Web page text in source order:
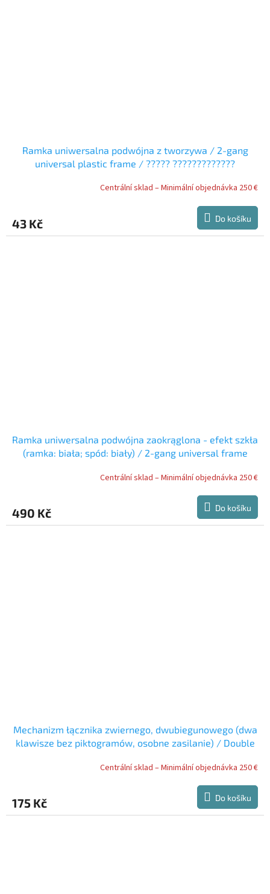
Ramka uniwersalna podwójna z tworzywa / 2-gang
universal plastic frame / ????? ?????????????
Centrální sklad – Minimální objednávka 250 €
43 Kč Do košíku
Ramka uniwersalna podwójna zaokrąglona - efekt szkła
(ramka: biała; spód: biały) / 2-gang universal frame
white) / ????????????? ??????? ???????????? ????? -
?????? ?????? (?????: ?????; ???: ???
Centrální sklad – Minimální objednávka 250 €
490 Kč Do košíku
Mechanizm łącznika zwiernego, dwubiegunowego (dwa
klawisze bez piktogramów, osobne zasilanie) / Double
without pictograms, separate power supply) / ????????
????????????? ?????????? ??????????? (?????
Centrální sklad – Minimální objednávka 250 €
175 Kč Do košíku